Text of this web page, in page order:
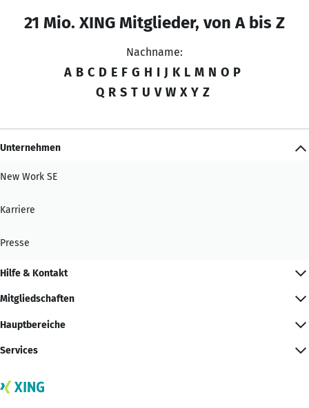
21 Mio. XING Mitglieder, von A bis Z
Nachname:
A B C D E F G H I J K L M N O P
Q R S T U V W X Y Z
Unternehmen
New Work SE
Karriere
Presse
Hilfe & Kontakt
Mitgliedschaften
Hauptbereiche
Services